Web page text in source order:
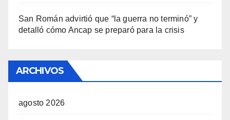
San Román advirtió que “la guerra no terminó” y
detalló cómo Ancap se preparó para la crisis
ARCHIVOS
agosto 2026